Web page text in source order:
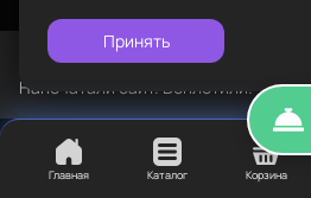
BESTFILAMENT, 2026
Напечатали сайт. Воплотили. TopROI
Главная Каталог Корзина
Принять